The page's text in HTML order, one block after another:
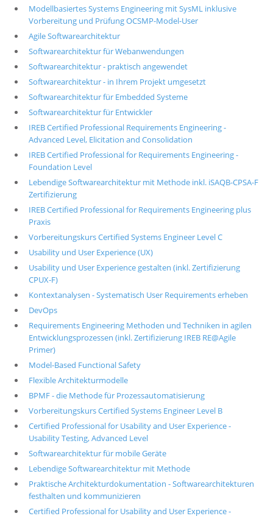
Modellbasiertes Systems Engineering mit SysML inklusive
Vorbereitung und Prüfung OCSMP-Model-User
Agile Softwarearchitektur
Softwarearchitektur für Webanwendungen
Softwarearchitektur - praktisch angewendet
Softwarearchitektur - in Ihrem Projekt umgesetzt
Softwarearchitektur für Embedded Systeme
Softwarearchitektur für Entwickler
IREB Certified Professional Requirements Engineering -
Advanced Level, Elicitation and Consolidation
IREB Certified Professional for Requirements Engineering -
Foundation Level
Lebendige Softwarearchitektur mit Methode inkl. iSAQB-CPSA-F
Zertifizierung
IREB Certified Professional for Requirements Engineering plus
Praxis
Vorbereitungskurs Certified Systems Engineer Level C
Usability und User Experience (UX)
Usability und User Experience gestalten (inkl. Zertifizierung
CPUX-F)
Kontextanalysen - Systematisch User Requirements erheben
DevOps
Requirements Engineering Methoden und Techniken in agilen
Entwicklungsprozessen (inkl. Zertifizierung IREB RE@Agile
Primer)
Model-Based Functional Safety
Flexible Architekturmodelle
BPMF - die Methode für Prozessautomatisierung
Vorbereitungskurs Certified Systems Engineer Level B
Certified Professional for Usability and User Experience -
Usability Testing, Advanced Level
Softwarearchitektur für mobile Geräte
Lebendige Softwarearchitektur mit Methode
Praktische Architekturdokumentation - Softwarearchitekturen
festhalten und kommunizieren
Certified Professional for Usability and User Experience -